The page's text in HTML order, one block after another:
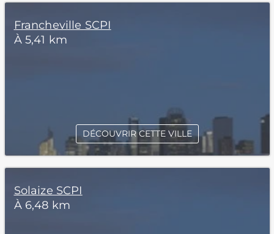
Francheville SCPI
À 5,41 km
DÉCOUVRIR CETTE VILLE
Solaize SCPI
À 6,48 km